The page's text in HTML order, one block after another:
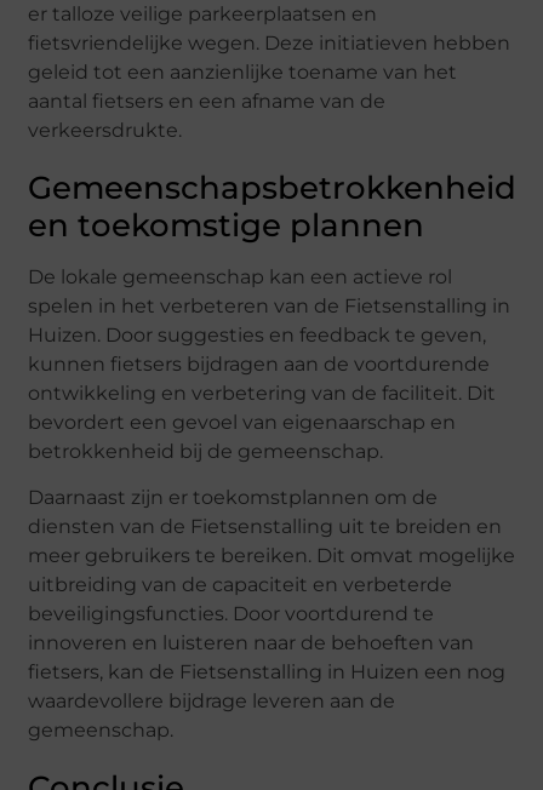
er talloze veilige parkeerplaatsen en
fietsvriendelijke wegen. Deze initiatieven hebben
geleid tot een aanzienlijke toename van het
aantal fietsers en een afname van de
verkeersdrukte.
Gemeenschapsbetrokkenheid
en toekomstige plannen
De lokale gemeenschap kan een actieve rol
spelen in het verbeteren van de Fietsenstalling in
Huizen. Door suggesties en feedback te geven,
kunnen fietsers bijdragen aan de voortdurende
ontwikkeling en verbetering van de faciliteit. Dit
bevordert een gevoel van eigenaarschap en
betrokkenheid bij de gemeenschap.
Daarnaast zijn er toekomstplannen om de
diensten van de Fietsenstalling uit te breiden en
meer gebruikers te bereiken. Dit omvat mogelijke
uitbreiding van de capaciteit en verbeterde
beveiligingsfuncties. Door voortdurend te
innoveren en luisteren naar de behoeften van
fietsers, kan de Fietsenstalling in Huizen een nog
waardevollere bijdrage leveren aan de
gemeenschap.